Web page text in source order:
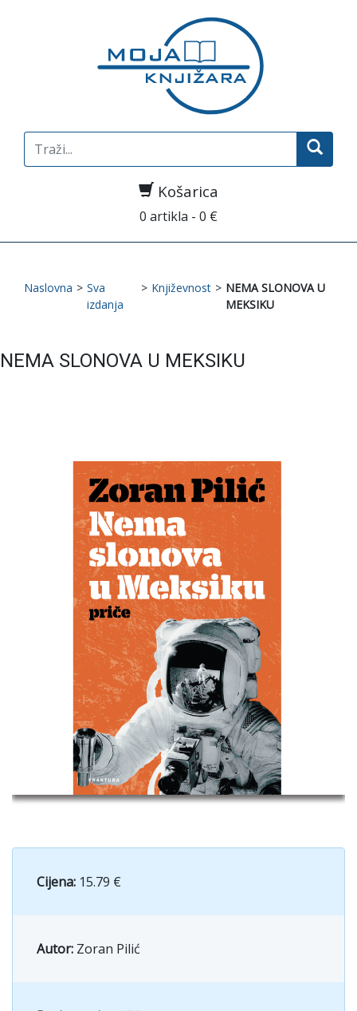
Search
for:
Košarica
0 artikla - 0 €
Naslovna > Sva
izdanja
> Književnost > NEMA SLONOVA U
MEKSIKU
NEMA SLONOVA U MEKSIKU
Cijena: 15.79 €
Autor: Zoran Pilić